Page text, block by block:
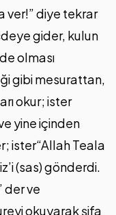
ver!” diye tekrar
gider, kulun
olması
gibi mesurattan,
okur; ister
yine içinden
ister“Allah Teala
(sas) gönderdi.
der ve
okuyarak şifa